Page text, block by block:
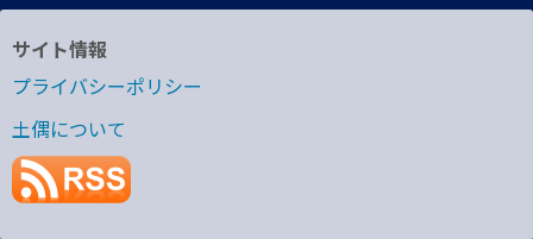
サイト情報
プライバシーポリシー
土偶について